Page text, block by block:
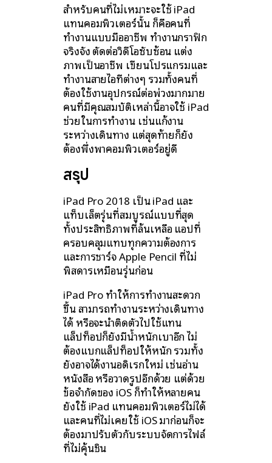
สำหรับคนที่ไม่เหมาะจะใช้ iPad
แทนคอมพิวเตอร์นั้น ก็คือคนที่
ทำงานแบบมืออาชีพ ทำงานกราฟิก
จริงจัง ตัดต่อวิดีโอซับซ้อน แต่ง
ภาพเป็นอาชีพ เขียนโปรแกรมและ
ทำงานสายไอทีต่างๆ รวมทั้งคนที่
ต้องใช้งานอุปกรณ์ต่อพ่วงมากมาย
คนที่มีคุณสมบัติเหล่านี้อาจใช้ iPad
ช่วยในการทำงาน เช่นแก้งาน
ระหว่างเดินทาง แต่สุดท้ายก็ยัง
ต้องพึ่งพาคอมพิวเตอร์อยู่ดี
สรุป
iPad Pro 2018 เป็น iPad และ
แท็บเล็ตรุ่นที่สมบูรณ์แบบที่สุด
ทั้งประสิทธิภาพที่ล้นเหลือ แอปที่
ครอบคลุมแทบทุกความต้องการ
และการชาร์จ Apple Pencil ที่ไม่
พิสดารเหมือนรุ่นก่อน
iPad Pro ทำให้การทำงานสะดวก
ขึ้น สามารถทำงานระหว่างเดินทาง
ได้ หรือจะนำติดตัวไปใช้แทน
แล็ปท็อปก็ยังมีน้ำหนักเบาอีก ไม่
ต้องแบกแล็ปท็อปให้หนัก รวมทั้ง
ยังอาจได้งานอดิเรกใหม่ เช่นอ่าน
หนังสือ หรือวาดรูปอีกด้วย แต่ด้วย
ข้อจำกัดของ iOS ก็ทำให้หลายคน
ยังใช้ iPad แทนคอมพิวเตอร์ไม่ได้
และคนที่ไม่เคยใช้ iOS มาก่อนก็จะ
ต้องมาปรับตัวกับระบบจัดการไฟล์
ที่ไม่คุ้นชิน